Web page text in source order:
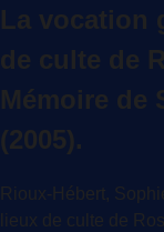
La vocation
de culte de
Mémoire de
(2005).
Rioux-Hébert,
lieux de culte de